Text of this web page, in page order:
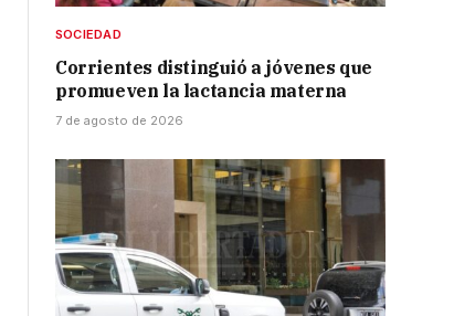
SOCIEDAD
Corrientes distinguió a jóvenes que
promueven la lactancia materna
7 de agosto de 2026